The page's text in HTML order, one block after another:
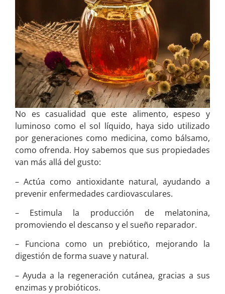
No es casualidad que este alimento, espeso y
luminoso como el sol líquido, haya sido utilizado
por generaciones como medicina, como bálsamo,
como ofrenda. Hoy sabemos que sus propiedades
van más allá del gusto:
– Actúa como antioxidante natural, ayudando a
prevenir enfermedades cardiovasculares.
– Estimula la producción de melatonina,
promoviendo el descanso y el sueño reparador.
– Funciona como un prebiótico, mejorando la
digestión de forma suave y natural.
– Ayuda a la regeneración cutánea, gracias a sus
enzimas y probióticos.